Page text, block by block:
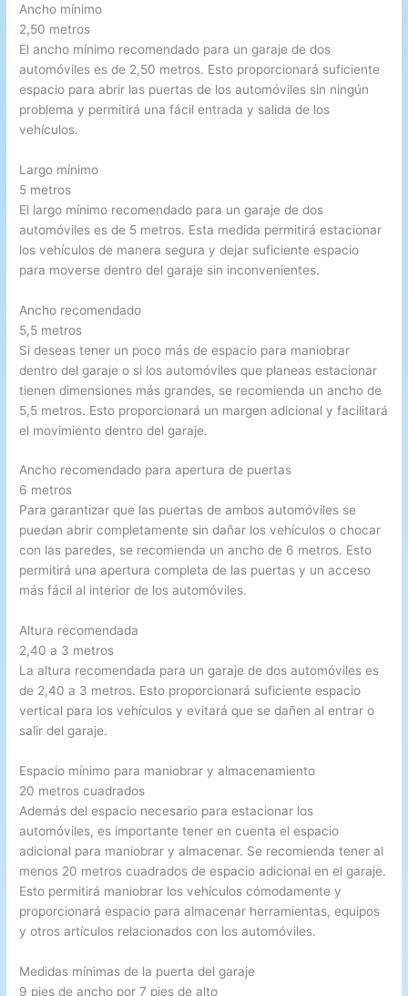
Ancho mínimo
2,50 metros
El ancho mínimo recomendado para un garaje de dos
automóviles es de 2,50 metros. Esto proporcionará suficiente
espacio para abrir las puertas de los automóviles sin ningún
problema y permitirá una fácil entrada y salida de los
vehículos.
Largo mínimo
5 metros
El largo mínimo recomendado para un garaje de dos
automóviles es de 5 metros. Esta medida permitirá estacionar
los vehículos de manera segura y dejar suficiente espacio
para moverse dentro del garaje sin inconvenientes.
Ancho recomendado
5,5 metros
Si deseas tener un poco más de espacio para maniobrar
dentro del garaje o si los automóviles que planeas estacionar
tienen dimensiones más grandes, se recomienda un ancho de
5,5 metros. Esto proporcionará un margen adicional y facilitará
el movimiento dentro del garaje.
Ancho recomendado para apertura de puertas
6 metros
Para garantizar que las puertas de ambos automóviles se
puedan abrir completamente sin dañar los vehículos o chocar
con las paredes, se recomienda un ancho de 6 metros. Esto
permitirá una apertura completa de las puertas y un acceso
más fácil al interior de los automóviles.
Altura recomendada
2,40 a 3 metros
La altura recomendada para un garaje de dos automóviles es
de 2,40 a 3 metros. Esto proporcionará suficiente espacio
vertical para los vehículos y evitará que se dañen al entrar o
salir del garaje.
Espacio mínimo para maniobrar y almacenamiento
20 metros cuadrados
Además del espacio necesario para estacionar los
automóviles, es importante tener en cuenta el espacio
adicional para maniobrar y almacenar. Se recomienda tener al
menos 20 metros cuadrados de espacio adicional en el garaje.
Esto permitirá maniobrar los vehículos cómodamente y
proporcionará espacio para almacenar herramientas, equipos
y otros artículos relacionados con los automóviles.
Medidas mínimas de la puerta del garaje
9 pies de ancho por 7 pies de alto